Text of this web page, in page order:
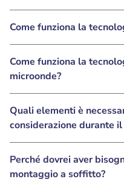
Come funziona la
Come funziona la
microonde?
Quali elementi è
considerazione durante
Perché dovrei aver
montaggio a soffitto?